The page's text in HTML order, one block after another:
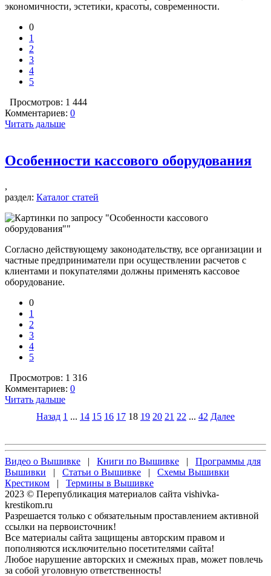
экономичности, эстетики, красоты, современности.
0
1
2
3
4
5
Просмотров: 1 444
Комментариев: 0
Читать дальше
Особенности кассового оборудования
,
раздел: Каталог статей
Согласно действующему законодательству, все организации и
частные предприниматели при осуществлении расчетов с
клиентами и покупателями должны применять кассовое
оборудование.
0
1
2
3
4
5
Просмотров: 1 316
Комментариев: 0
Читать дальше
Назад 1 ... 14 15 16 17 18 19 20 21 22 ... 42 Далее
Видео о Вышивке | Книги по Вышивке | Программы для
Вышивки | Статьи о Вышивке | Схемы Вышивки
Крестиком | Термины в Вышивке
2023 © Перепубликация материалов сайта vishivka-
krestikom.ru
Разрешается только с обязательным проставлением активной
ссылки на первоисточник!
Все материалы сайта защищены авторским правом и
пополняются исключительно посетителями сайта!
Любое нарушение авторских и смежных прав, может повлечь
за собой уголовную ответственность!